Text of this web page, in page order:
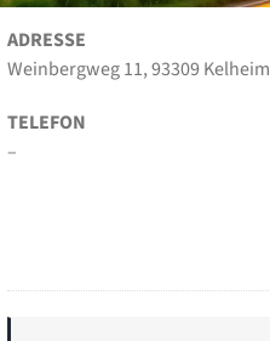
ADRESSE
Weinbergweg 11, 93309 Kelheim
TELEFON
–